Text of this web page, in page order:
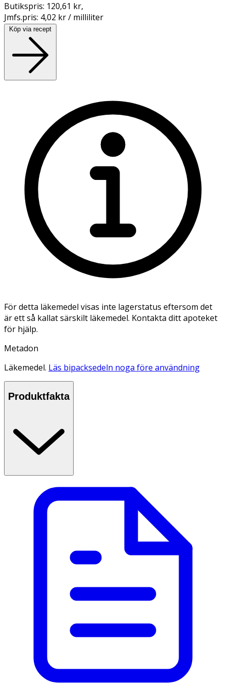
Butikspris: 120,61 kr,
Jmfs.pris: 4,02 kr / milliliter
Köp via recept
För detta läkemedel visas inte lagerstatus eftersom det
är ett så kallat särskilt läkemedel. Kontakta ditt apoteket
för hjälp.
Metadon
Läkemedel. Läs bipacksedeln noga före användning
Produktfakta